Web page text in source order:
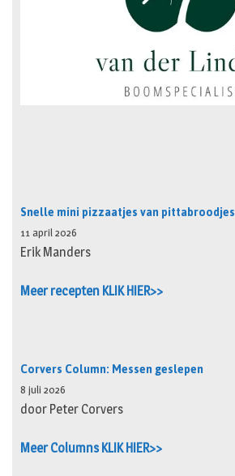
Snelle mini pizzaatjes van pittabroodjes
11 april 2026
Erik Manders
Meer recepten KLIK HIER>>
Corvers Column: Messen geslepen
8 juli 2026
door Peter Corvers
Meer Columns KLIK HIER>>